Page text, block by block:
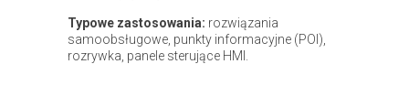
Typowe zastosowania: rozwiązania
samoobsługowe, punkty informacyjne (POI),
rozrywka, panele sterujące HMI.